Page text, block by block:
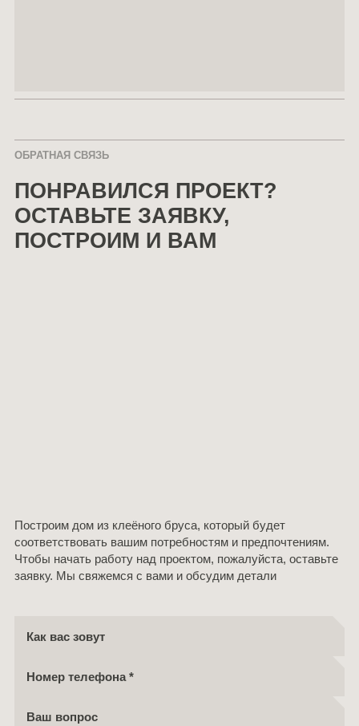
ОБРАТНАЯ СВЯЗЬ
ПОНРАВИЛСЯ ПРОЕКТ?
ОСТАВЬТЕ ЗАЯВКУ,
ПОСТРОИМ И ВАМ
Построим дом из клеёного бруса, который будет
соответствовать вашим потребностям и предпочтениям.
Чтобы начать работу над проектом, пожалуйста, оставьте
заявку. Мы свяжемся с вами и обсудим детали
Как вас зовут
Номер телефона
Ваш вопрос